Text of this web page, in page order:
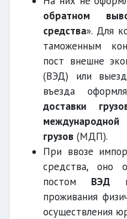
обратном
средства». Для
таможенным
пост внешне
(ВЭД) или
въезда
доставки
грузов (МДП).
При ввозе
средства, оно
постом ВЭД
проживания
осуществления